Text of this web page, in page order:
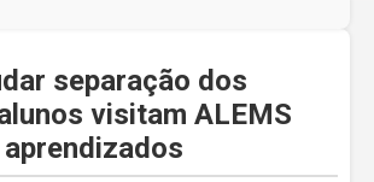
separação dos
visitam ALEMS